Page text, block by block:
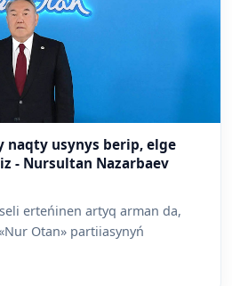
usynys berip, elge
- Nursultan Nazarbaev
erteńinen artyq arman da,
Otan» partiiasynyń